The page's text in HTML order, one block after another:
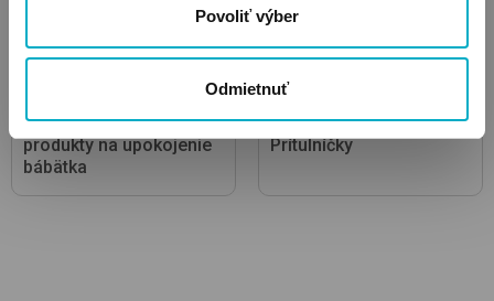
Povoliť výber
Odmietnuť
Hračky pre bábätká,
produkty na upokojenie
bábätka
Prítulníčky